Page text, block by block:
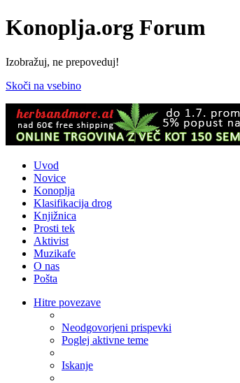
Konoplja.org Forum
Izobražuj, ne prepoveduj!
Skoči na vsebino
Uvod
Novice
Konoplja
Klasifikacija drog
Knjižnica
Prosti tek
Aktivist
Muzikafe
O nas
Pošta
Hitre povezave
Neodgovorjeni prispevki
Poglej aktivne teme
Iskanje